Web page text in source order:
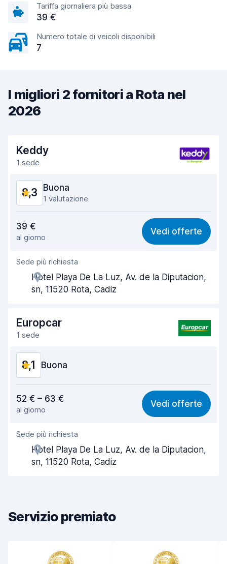
Tariffa giornaliera più bassa
39 €
Numero totale di veicoli disponibili
7
I migliori 2 fornitori a Rota nel
2026
Keddy
1 sede
8,3 Buona
1 valutazione
8,3
Facile da trovare 8,2
Gentilezza degli agenti
Rapidità del ritiro
Pulizia del veicolo 8,5
Condizioni dell'auto
39 €
al giorno
Vedi offerte
Sede più richiesta
Hotel Playa De La Luz, Av. de la Diputacion,
sn, 11520 Rota, Cadiz
Europcar
1 sede
8,1 Buona
7,5
Facile da trovare 8,2
Gentilezza degli agenti
Rapidità del ritiro
Condizioni dell'auto
52 € – 63 €
al giorno
Vedi offerte
Sede più richiesta
Hotel Playa De La Luz, Av. de la Diputacion,
sn, 11520 Rota, Cadiz
Servizio premiato